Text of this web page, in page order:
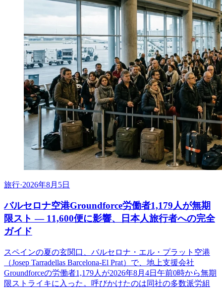
旅行·2026年8月5日
バルセロナ空港Groundforce労働者1,179人が無期
限スト ― 11,600便に影響、日本人旅行者への完全
ガイド
スペインの夏の玄関口、バルセロナ・エル・プラット空港
（Josep Tarradellas Barcelona-El Prat）で、地上支援会社
Groundforceの労働者1,179人が2026年8月4日午前0時から無期
限ストライキに入った。呼びかけたのは同社の多数派労組